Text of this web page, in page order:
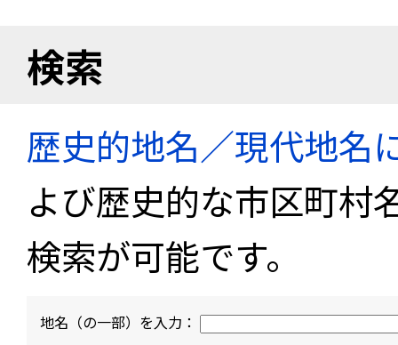
検索
歴史的地名／現代地名
よび歴史的な市区町村
検索が可能です。
地名（の一部）を入力：